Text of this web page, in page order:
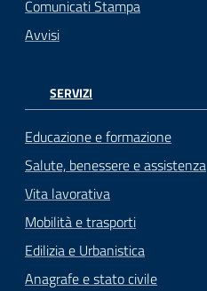
Comunicati Stampa
Avvisi
SERVIZI
Educazione e formazione
Salute, benessere e assistenza
Vita lavorativa
Mobilità e trasporti
Edilizia e Urbanistica
Anagrafe e stato civile